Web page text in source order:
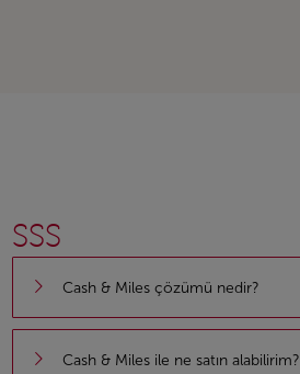
SSS
Cash & Miles çözümü nedir?
Cash & Miles ile ne satın alabilirim?